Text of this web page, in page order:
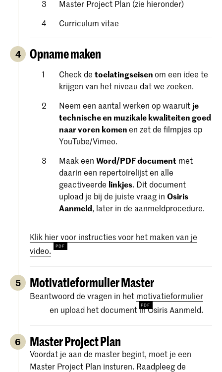
Master Project Plan (zie hieronder)
Curriculum vitae
4 Opname maken
Check detoelatingseisenom een ​​idee te
krijgen van het niveau dat we zoeken.
Neem een aantal werken op waaruit je
technische en muzikale kwaliteiten goed
naar voren komenen zet de filmpjes op
YouTube/Vimeo.
Maak eenWord/PDF document met
daarin een repertoirelijst en alle
geactiveerde linkjes. Dit document
upload je bij de juiste vraag inOsiris
Aanmeld, later in de aanmeldprocedure.
Klik hier voor instructies voor het maken van je
video.
5 Motivatieformulier Master
Beantwoord de vragen in het motivatieformulier
en upload het document in Osiris Aanmeld.
6 Master Project Plan
Voordat je aan de master begint, moet je een
Master Project Plan insturen. Raadpleeg de